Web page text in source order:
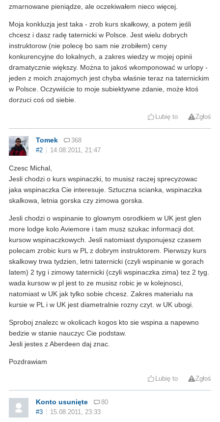
zmarnowane pieniądze, ale oczekiwałem nieco więcej.
Moja konkluzja jest taka - zrob kurs skałkowy, a potem jeśli
chcesz i dasz radę taternicki w Polsce. Jest wielu dobrych
instruktorow (nie polecę bo sam nie zrobiłem) ceny
konkurencyjne do lokalnych, a zakres wiedzy w mojej opinii
dramatycznie większy. Można to jakoś wkomponować w urlopy -
jeden z moich znajomych jest chyba właśnie teraz na taternickim
w Polsce. Oczywiście to moje subiektywne zdanie, może ktoś
dorzuci coś od siebie.
Lubię to Zgłoś
Tomek
368
#2
14.08.2011, 21:47
Czesc Michal,
Jesli chodzi o kurs wspinaczki, to musisz raczej sprecyzowac
jaka wspinaczka Cie interesuje. Sztuczna scianka, wspinaczka
skalkowa, letnia gorska czy zimowa gorska.
Jesli chodzi o wspinanie to glownym osrodkiem w UK jest glen
more lodge kolo Aviemore i tam musz szukac informacji dot.
kursow wspinaczkowych. Jesli natomiast dysponujesz czasem
polecam zrobic kurs w PL z dobrym instruktorem. Pierwszy kurs
skalkowy trwa tydzien, letni taternicki (czyli wspinanie w gorach
latem) 2 tyg i zimowy taternicki (czyli wspinaczka zima) tez 2 tyg.
wada kursow w pl jest to ze musisz robic je w kolejnosci,
natomiast w UK jak tylko sobie chcesz. Zakres materialu na
kursie w PL i w UK jest diametralnie rozny czyt. w UK ubogi.
Sproboj znalezc w okolicach kogos kto sie wspina a napewno
bedzie w stanie nauczyc Cie podstaw.
Jesli jestes z Aberdeen daj znac.
Pozdrawiam
Lubię to Zgłoś
Konto usunięte
80
#3
15.08.2011, 23:33